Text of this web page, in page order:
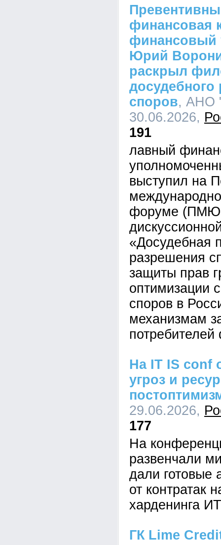
финансовая
финансовый
Юрий
раскрыл
досудебного
споров, АНО
30.06.2026,
191
лавный
выступил на
форуме
«Досудебная
разрешения
защиты прав
оптимизации
споров в
механизмам
На IT IS conf
угроз и
29.06.2026,
177
На
развенчали
дали готовые
от контратак
харденинга
ГК Lime